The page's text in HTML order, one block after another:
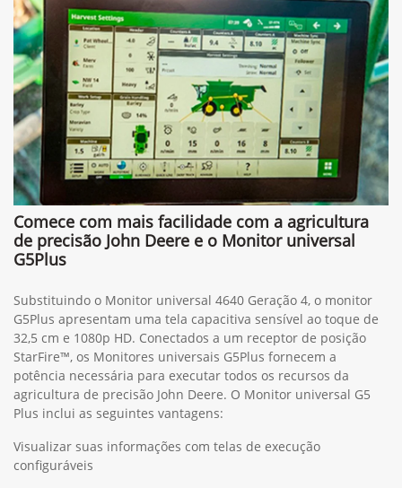
Comece com mais facilidade com a agricultura
de precisão John Deere e o Monitor universal
G5Plus
Substituindo o Monitor universal 4640 Geração 4, o monitor
G5Plus apresentam uma tela capacitiva sensível ao toque de
32,5 cm e 1080p HD. Conectados a um receptor de posição
StarFire™, os Monitores universais G5Plus fornecem a
potência necessária para executar todos os recursos da
agricultura de precisão John Deere. O Monitor universal G5
Plus inclui as seguintes vantagens:
Visualizar suas informações com telas de execução
configuráveis